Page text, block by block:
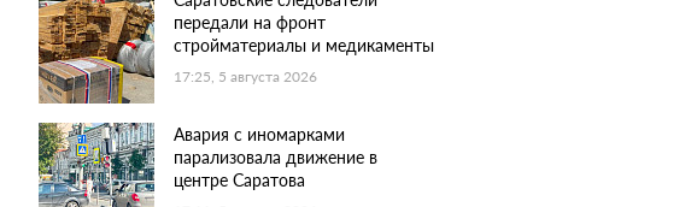
передали на фронт
стройматериалы и медикаменты
17:25, 5 августа 2026
Авария с иномарками
парализовала движение в
центре Саратова